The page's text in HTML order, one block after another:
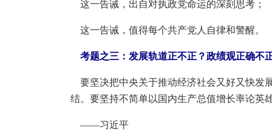
这一告诫，出自对执政党命运的深刻思考；
这一告诫，值得每个共产党人自律和警醒。
考题之三：发展轨道正不正？政绩观正确不
要坚决把中央关于推动经济社会又好又快发
结。要坚持不简单以国内生产总值增长率论英
——习近平